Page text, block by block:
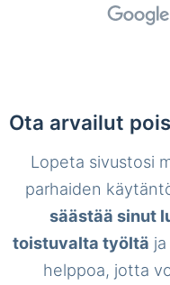
Ota arvailut
Lopeta sivustosi
parhaiden
säästää sinut
toistuvalta työltä
helppoa, jotta